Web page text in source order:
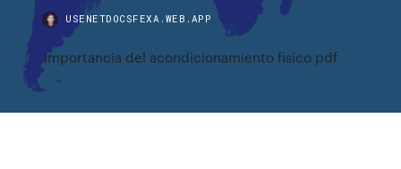
USENETDOCSFEXA.WEB.APP
Importancia del acondicionamiento fisico pdf